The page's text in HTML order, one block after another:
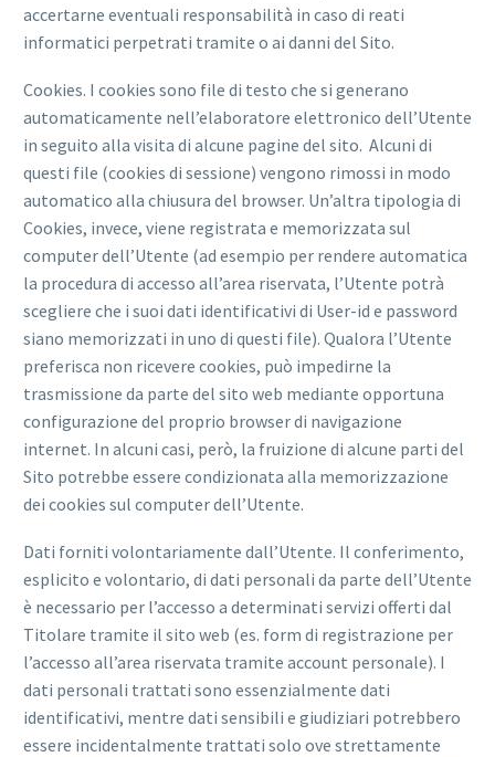
accertarne eventuali responsabilità in caso di reati
informatici perpetrati tramite o ai danni del Sito.
Cookies. I cookies sono file di testo che si generano
automaticamente nell’elaboratore elettronico dell’Utente
in seguito alla visita di alcune pagine del sito. Alcuni di
questi file (cookies di sessione) vengono rimossi in modo
automatico alla chiusura del browser. Un’altra tipologia di
Cookies, invece, viene registrata e memorizzata sul
computer dell’Utente (ad esempio per rendere automatica
la procedura di accesso all’area riservata, l’Utente potrà
scegliere che i suoi dati identificativi di User-id e password
siano memorizzati in uno di questi file). Qualora l’Utente
preferisca non ricevere cookies, può impedirne la
trasmissione da parte del sito web mediante opportuna
configurazione del proprio browser di navigazione
internet. In alcuni casi, però, la fruizione di alcune parti del
Sito potrebbe essere condizionata alla memorizzazione
dei cookies sul computer dell’Utente.
Dati forniti volontariamente dall’Utente. Il conferimento,
esplicito e volontario, di dati personali da parte dell’Utente
è necessario per l’accesso a determinati servizi offerti dal
Titolare tramite il sito web (es. form di registrazione per
l’accesso all’area riservata tramite account personale). I
dati personali trattati sono essenzialmente dati
identificativi, mentre dati sensibili e giudiziari potrebbero
essere incidentalmente trattati solo ove strettamente